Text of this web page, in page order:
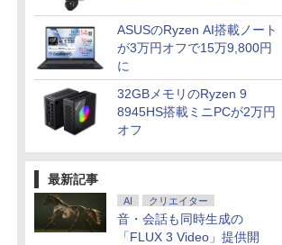
ASUSのRyzen AI搭載ノート
が3万円オフで15万9,800円
に
32GBメモリのRyzen 9
8945HS搭載ミニPCが2万円
オフ
最新記事
AI クリエイター
音・会話も同時生成の
「FLUX 3 Video」提供開